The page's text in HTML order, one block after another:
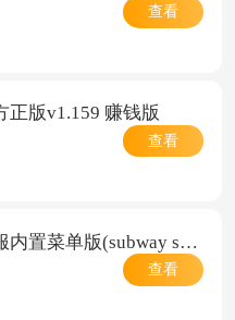
查看
正版v1.159 赚钱版
查看
地铁跑酷国际服内置菜单版(subway surfers)v3.66.1 安卓版
查看